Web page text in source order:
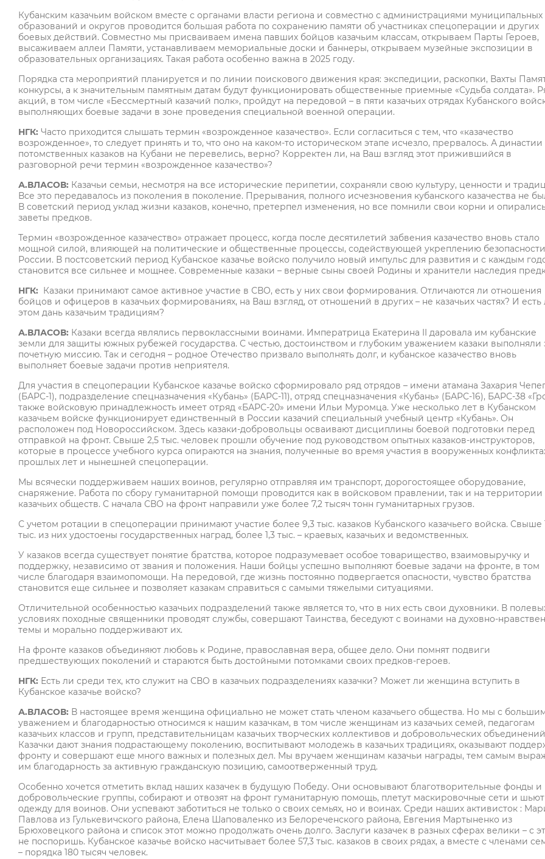
Кубанским казачьим войском вместе с органами власти региона и совместно с администрациями муниципальных
образований и округов проводится большая работа по сохранению памяти об участниках спецоперации и других
боевых действий. Совместно мы присваиваем имена павших бойцов казачьим классам, открываем Парты Героев,
высаживаем аллеи Памяти, устанавливаем мемориальные доски и баннеры, открываем музейные экспозиции в
образовательных организациях. Такая работа особенно важна в 2025 году.
Порядка ста мероприятий планируется и по линии поискового движения края: экспедиции, раскопки, Вахты
конкурсы, а к значительным памятным датам будут функционировать общественные приемные «Судьба солдата».
акций, в том числе «Бессмертный казачий полк», пройдут на передовой – в пяти казачьих отрядах Кубанского
выполняющих боевые задачи в зоне проведения специальной военной операции.
НГК: Часто приходится слышать термин «возрожденное казачество». Если согласиться с тем, что «казачество
возрожденное», то следует принять и то, что оно на каком-то историческом этапе исчезло, прервалось. А династии
потомственных казаков на Кубани не перевелись, верно? Корректен ли, на Ваш взгляд этот прижившийся в
разговорной речи термин «возрожденное казачество»?
А.ВЛАСОВ: Казачьи семьи, несмотря на все исторические перипетии, сохраняли свою культуру, ценности и
Все это передавалось из поколения в поколение. Прерывания, полного исчезновения кубанского казачества не
В советский период уклад жизни казаков, конечно, претерпел изменения, но все помнили свои корни и
заветы предков.
Термин «возрожденное казачество» отражает процесс, когда после десятилетий забвения казачество вновь стало
мощной силой, влияющей на политические и общественные процессы, содействующей укреплению безопасности
России. В постсоветский период Кубанское казачье войско получило новый импульс для развития и с каждым
становится все сильнее и мощнее. Современные казаки – верные сыны своей Родины и хранители наследия
НГК:
Казаки принимают самое активное участие в СВО, есть у них свои формирования. Отличаются ли отношения
бойцов и офицеров в казачьих формированиях, на Ваш взгляд, от отношений в других – не казачьих частях? И есть
этом дань казачьим традициям?
А.ВЛАСОВ: Казаки всегда являлись первоклассными воинами. Императрица Екатерина II даровала им кубанские
земли для защиты южных рубежей государства. С честью, достоинством и глубоким уважением казаки выполняли
почетную миссию. Так и сегодня – родное Отечество призвало выполнять долг, и кубанское казачество вновь
выполняет боевые задачи против неприятеля.
Для участия в спецоперации Кубанское казачье войско сформировало ряд отрядов – имени атамана Захария
(БАРС-1), подразделение спецназначения «Кубань» (БАРС-11), отряд спецназначения «Кубань» (БАРС-16), БАРС-38
также войсковую принадлежность имеет отряд «БАРС-20» имени Ильи Муромца. Уже несколько лет в Кубанском
казачьем войске функционирует единственный в России казачий специальный учебный центр «Кубань». Он
расположен под Новороссийском. Здесь казаки-добровольцы осваивают дисциплины боевой подготовки перед
отправкой на фронт. Свыше 2,5 тыс. человек прошли обучение под руководством опытных казаков-инструкторов,
которые в процессе учебного курса опираются на знания, полученные во время участия в вооруженных
прошлых лет и нынешней спецоперации.
Мы всячески поддерживаем наших воинов, регулярно отправляя им транспорт, дорогостоящее оборудование,
снаряжение. Работа по сбору гуманитарной помощи проводится как в войсковом правлении, так и на территории
казачьих обществ. С начала СВО на фронт направили уже более 7,2 тысяч тонн гуманитарных грузов.
С учетом ротации в спецоперации принимают участие более 9,3 тыс. казаков Кубанского казачьего войска. Свыше
тыс. из них удостоены государственных наград, более 1,3 тыс. – краевых, казачьих и ведомственных.
У казаков всегда существует понятие братства, которое подразумевает особое товарищество, взаимовыручку и
поддержку, независимо от звания и положения. Наши бойцы успешно выполняют боевые задачи на фронте, в том
числе благодаря взаимопомощи. На передовой, где жизнь постоянно подвергается опасности, чувство братства
становится еще сильнее и позволяет казакам справиться с самыми тяжелыми ситуациями.
Отличительной особенностью казачьих подразделений также является то, что в них есть свои духовники. В
условиях походные священники проводят службы, совершают Таинства, беседуют с воинами на духовно-
темы и морально поддерживают их.
На фронте казаков объединяют любовь к Родине, православная вера, общее дело. Они помнят подвиги
предшествующих поколений и стараются быть достойными потомками своих предков-героев.
НГК: Есть ли среди тех, кто служит на СВО в казачьих подразделениях казачки? Может ли женщина вступить в
Кубанское казачье войско?
А.ВЛАСОВ: В настоящее время женщина официально не может стать членом казачьего общества. Но мы с
уважением и благодарностью относимся к нашим казачкам, в том числе женщинам из казачьих семей, педагогам
казачьих классов и групп, представительницам казачьих творческих коллективов и добровольческих
Казачки дают знания подрастающему поколению, воспитывают молодежь в казачьих традициях, оказывают
фронту и совершают еще много важных и полезных дел. Мы вручаем женщинам казачьи награды, тем самым
им благодарность за активную гражданскую позицию, самоотверженный труд.
Особенно хочется отметить вклад наших казачек в будущую Победу. Они основывают благотворительные фонды и
добровольческие группы, собирают и отвозят на фронт гуманитарную помощь, плетут маскировочные сети и шьют
одежду для воинов. Они успевают заботиться не только о своих семьях, но и воинах. Среди наших активисток :
Павлова из Гулькевичского района, Елена Шаповаленко из Белореченского района, Евгения Мартыненко из
Брюховецкого района и список этот можно продолжать очень долго. Заслуги казачек в разных сферах велики – с
не поспоришь. Кубанское казачье войско насчитывает более 57,3 тыс. казаков в своих рядах, а вместе с членами
– порядка 180 тысяч человек.